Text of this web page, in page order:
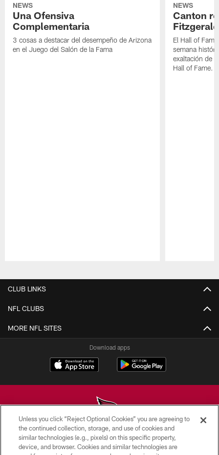
NEWS
Una Ofensiva
Complementaria
3 cosas a destacar del desempeño de Arizona
en el Juego del Salón de la Fama
NEWS
Canton
El Hall of
semana
exaltación de
Hall of Fame.
CLUB LINKS
NFL CLUBS
MORE NFL SITES
Download apps
© 2026 ARIZONA CARDINALS. ALL RIGHTS RESERVED.
Unless you click “Reject Optional Cookies” you are agreeing to
the continued collection, storage, and use of cookies and
similar technologies (e.g., pixels) on this specific property,
device, and browser. Cookies and similar technologies are